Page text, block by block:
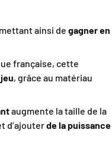
ainsi de gagner en
française, cette
, grâce au matériau
augmente la taille de la
d’ajouterde la puissance